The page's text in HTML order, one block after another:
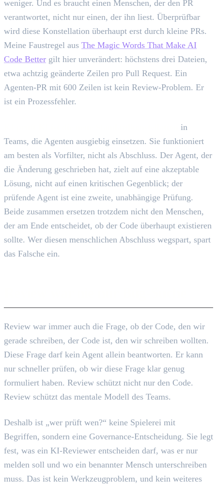
weniger. Und es braucht einen Menschen, der den PR
verantwortet, nicht nur einen, der ihn liest. Überprüfbar
wird diese Konstellation überhaupt erst durch kleine PRs.
Meine Faustregel aus The Magic Words That Make AI
Code Better gilt hier unverändert: höchstens drei Dateien,
etwa achtzig geänderte Zeilen pro Pull Request. Ein
Agenten-PR mit 600 Zeilen ist kein Review-Problem. Er
ist ein Prozessfehler.
in
Teams, die Agenten ausgiebig einsetzen. Sie funktioniert
am besten als Vorfilter, nicht als Abschluss. Der Agent, der
die Änderung geschrieben hat, zielt auf eine akzeptable
Lösung, nicht auf einen kritischen Gegenblick; der
prüfende Agent ist eine zweite, unabhängige Prüfung.
Beide zusammen ersetzen trotzdem nicht den Menschen,
der am Ende entscheidet, ob der Code überhaupt existieren
sollte. Wer diesen menschlichen Abschluss wegspart, spart
das Falsche ein.
Review war immer auch die Frage, ob der Code, den wir
gerade schreiben, der Code ist, den wir schreiben wollten.
Diese Frage darf kein Agent allein beantworten. Er kann
nur schneller prüfen, ob wir diese Frage klar genug
formuliert haben. Review schützt nicht nur den Code.
Review schützt das mentale Modell des Teams.
Deshalb ist „wer prüft wen?“ keine Spielerei mit
Begriffen, sondern eine Governance-Entscheidung. Sie legt
fest, was ein KI-Reviewer entscheiden darf, was er nur
melden soll und wo ein benannter Mensch unterschreiben
muss. Das ist kein Werkzeugproblem, und kein weiteres